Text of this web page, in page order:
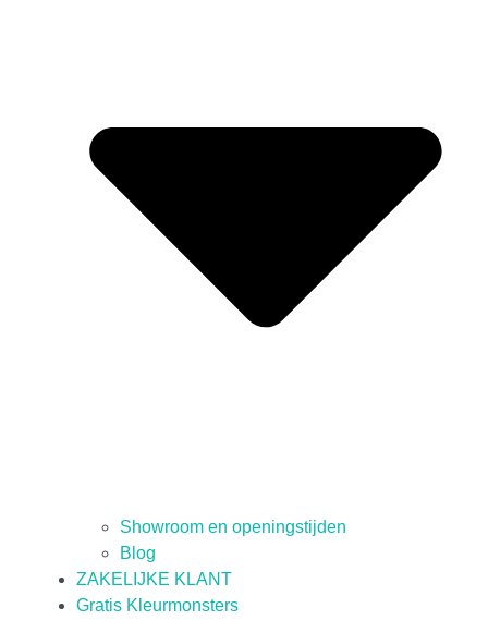
Showroom en openingstijden
Blog
ZAKELIJKE KLANT
Gratis Kleurmonsters